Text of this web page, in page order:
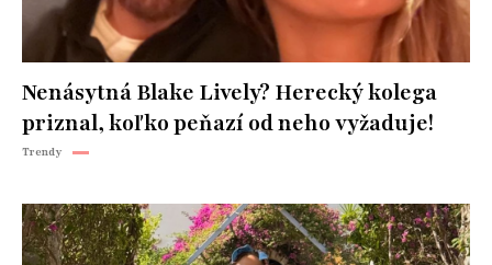
Nenásytná Blake Lively? Herecký kolega
priznal, koľko peňazí od neho vyžaduje!
Trendy